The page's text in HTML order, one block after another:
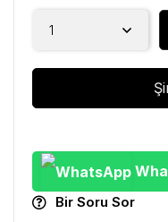
Bir Soru Sor